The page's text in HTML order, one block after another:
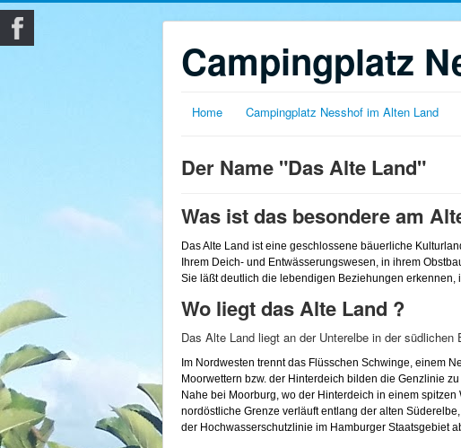
Campingplatz
Home Campingplatz Nesshof im Alten Land
Der Name "Das Alte Land"
Was ist das besondere am
Das Alte Land ist eine geschlossene bäuerliche
Ihrem Deich- und Entwässerungswesen, in ihrem
Sie läßtdeutlich die lebendigen Beziehungen erkennen,
Wo liegt das Alte Land ?
Das Alte Land liegt an der Unterelbe in der
Im Nordwesten trennt das Flüsschen Schwinge, einem
Moorwettern bzw. der Hinterdeich bilden die Genzlinie zu
Nahe bei Moorburg, wo der Hinterdeich in einem spitzen
nordöstliche Grenze verläuft entlang der alten Süderelbe
der Hochwasserschutzlinie im Hamburger Staatsgebiet